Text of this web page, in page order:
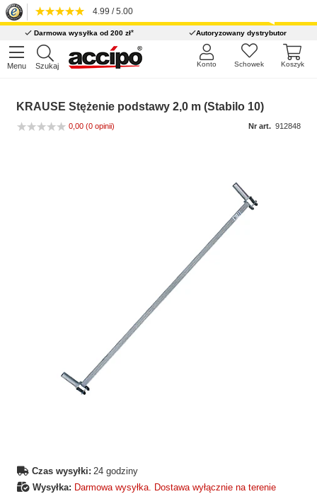
4.99 / 5.00
Darmowa wysyłka od 200 zł* Autoryzowany dystrybutor
Menu Szukaj Koszyk
Schowek
Konto
KRAUSE Stężenie podstawy 2,0 m (Stabilo 10)
0,00 (0 opinii) Nr art. 912848
Czas wysyłki: 24 godziny
Wysyłka: Darmowa wysyłka. Dostawa wyłącznie na terenie